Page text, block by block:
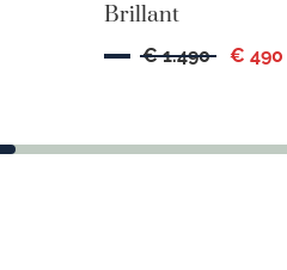
Brillant
€ 1.490 € 490